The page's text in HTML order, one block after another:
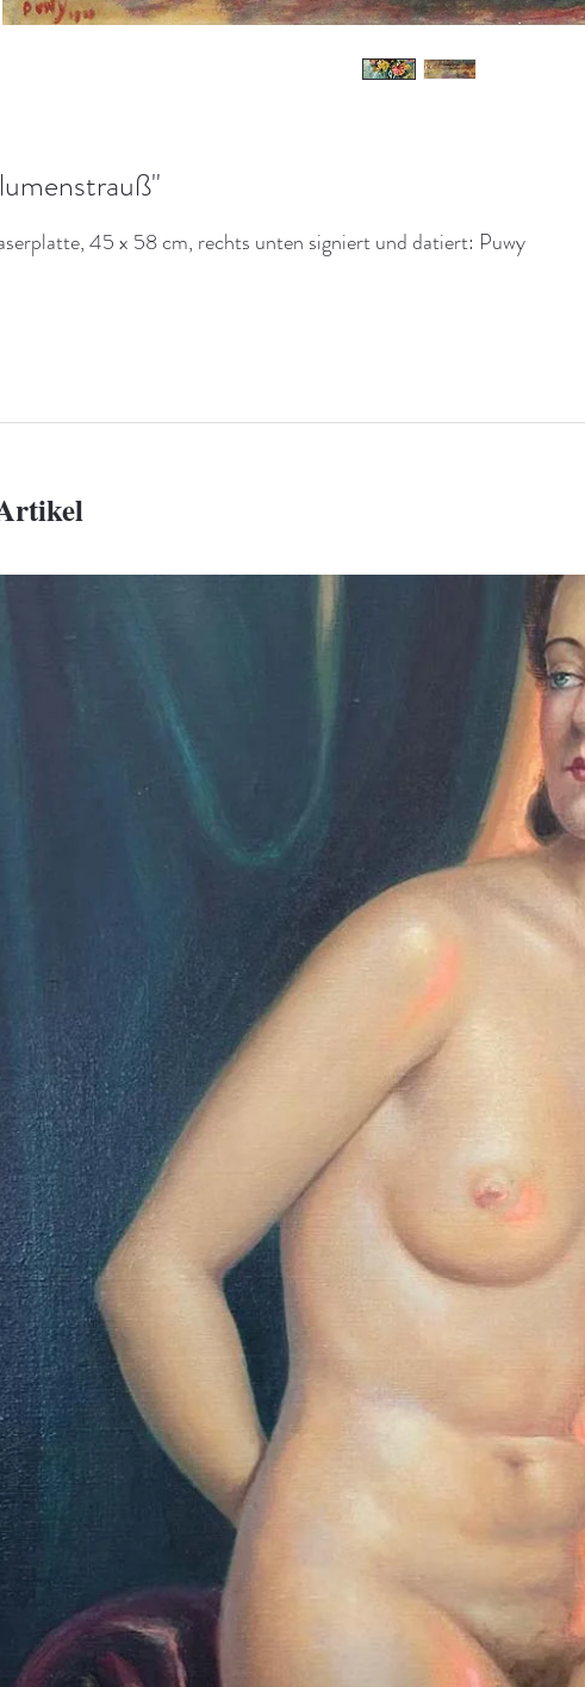
45 x 58 cm, rechts unten signiert und datiert: Puwy